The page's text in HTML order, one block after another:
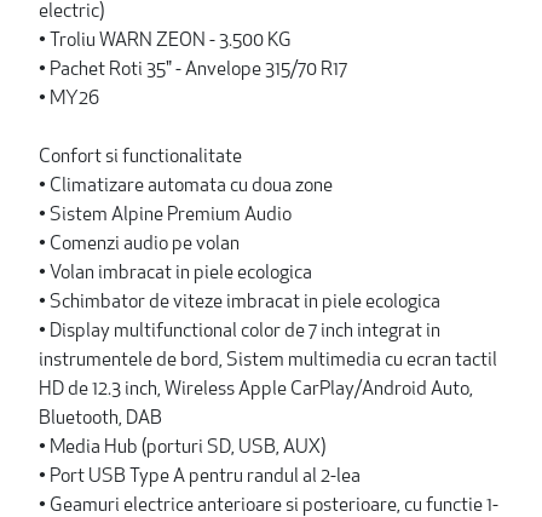
electric)
• Troliu WARN ZEON - 3.500 KG
• Pachet Roti 35" - Anvelope 315/70 R17
• MY26
Confort si functionalitate
• Climatizare automata cu doua zone
• Sistem Alpine Premium Audio
• Comenzi audio pe volan
• Volan imbracat in piele ecologica
• Schimbator de viteze imbracat in piele ecologica
• Display multifunctional color de 7 inch integrat in
instrumentele de bord, Sistem multimedia cu ecran tactil
HD de 12.3 inch, Wireless Apple CarPlay/Android Auto,
Bluetooth, DAB
• Media Hub (porturi SD, USB, AUX)
• Port USB Type A pentru randul al 2-lea
• Geamuri electrice anterioare si posterioare, cu functie 1-